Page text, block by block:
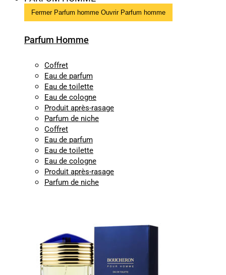
Fermer Parfum homme Ouvrir Parfum homme
Parfum Homme
Coffret
Eau de parfum
Eau de toilette
Eau de cologne
Produit après-rasage
Parfum de niche
Coffret
Eau de parfum
Eau de toilette
Eau de cologne
Produit après-rasage
Parfum de niche